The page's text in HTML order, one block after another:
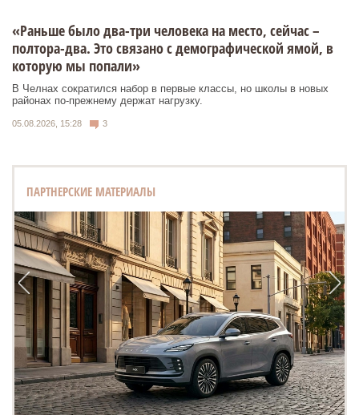
«Раньше было два-три человека на место, сейчас –
полтора-два. Это связано с демографической ямой, в
которую мы попали»
В Челнах сократился набор в первые классы, но школы в новых
районах по-прежнему держат нагрузку.
05.08.2026, 15:28 3
ПАРТНЕРСКИЕ МАТЕРИАЛЫ